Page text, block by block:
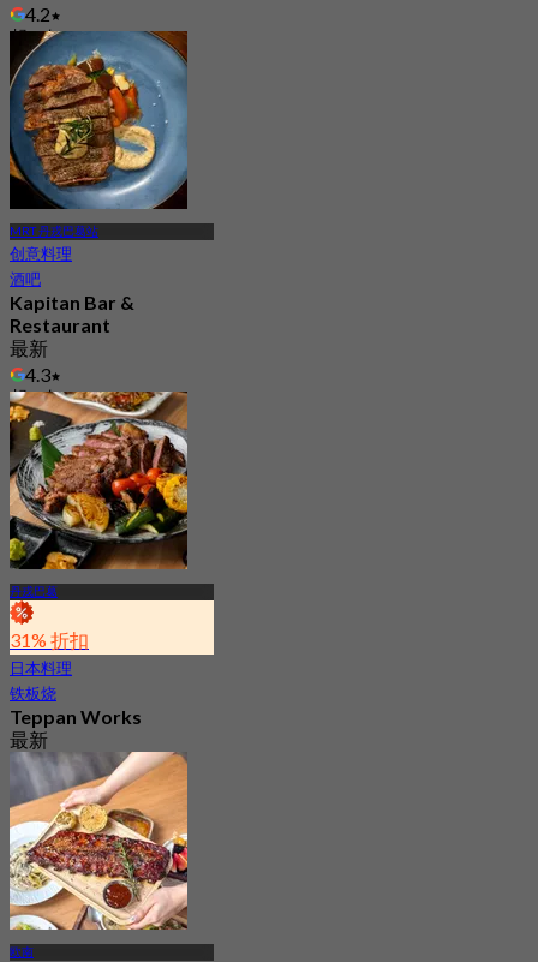
4.2
起S$ 19.75
MRT 丹戎巴葛站
创意料理
酒吧
Kapitan Bar &
Restaurant
最新
4.3
起S$ 35
丹戎巴葛
31% 折扣
日本料理
铁板烧
Teppan Works
最新
4.5
起S$ 39.5
欧南